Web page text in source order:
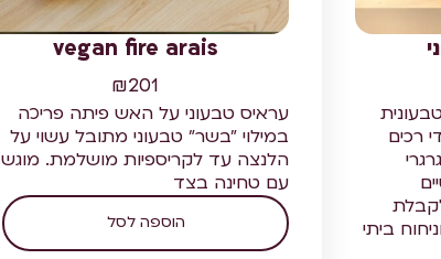
רכים
ביתי
vegan fire arais
₪201
עראיס טבעוני על האש פיתה פריכה
במילוי "בשר" טבעוני מתובל עשוי על
הלנצה עד לקריספיות מושלמת. מוגש
עם טחינה בצד
הוספה לסל